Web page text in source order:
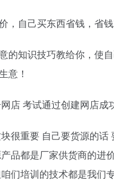
自己买东西省钱，省钱
的知识技巧教给你，使
意！
店 考试通过创建网店
很重要 自己要货源的
品都是厂家供货商的进
们培训的技术都是我